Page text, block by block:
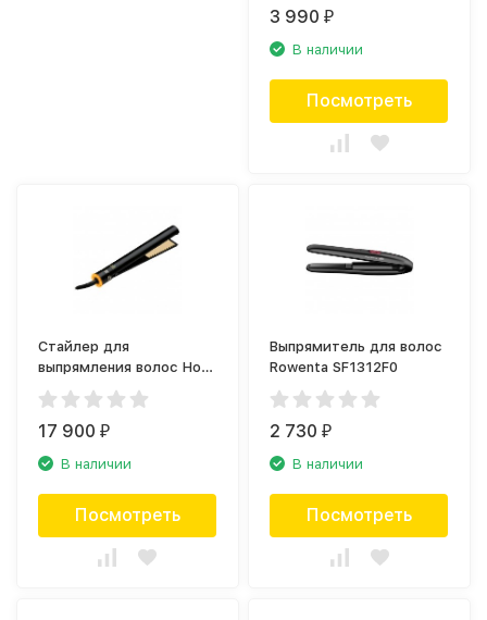
3 990₽
В наличии
Посмотреть
Стайлер для
выпрямления волос Hot
Tools Professional 24K
Gold Evolve
HTST7123UKE
17 900₽
В наличии
Посмотреть
Выпрямитель для волос
Rowenta SF1312F0
2 730₽
В наличии
Посмотреть